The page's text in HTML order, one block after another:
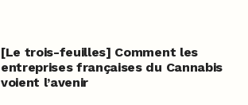
[Le trois-feuilles] Comment les
entreprises françaises du Cannabis
voient l’avenir